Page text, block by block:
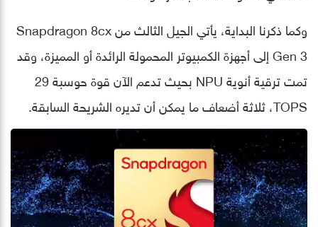
وكما ذكرنا البداية، يأتي الجيل الثالث من Snapdragon 8cx
Gen 3 إلى أجهزة الكمبيوتر المحمولة الرائدة أو المميزة، وقد
تمت ترقية أنوية NPU بحيث تدعم الآن قوة حوسبة 29
TOPS، ثلاثة أضعاف ما يمكن أن تديره الشريحة السابقة.